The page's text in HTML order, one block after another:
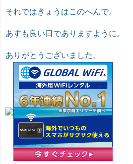
それではきょうはこのへんで。
あすも良い日でありますように。
ありがとうございました。